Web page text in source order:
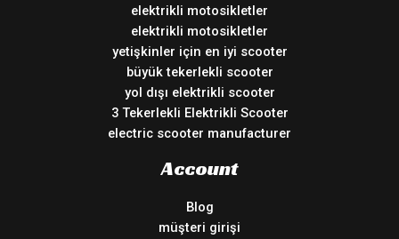
elektrikli motosikletler
elektrikli motosikletler
yetişkinler için en iyi scooter
büyük tekerlekli scooter
yol dışı elektrikli scooter
3 Tekerlekli Elektrikli Scooter
electric scooter manufacturer
Account
Blog
müşteri girişi